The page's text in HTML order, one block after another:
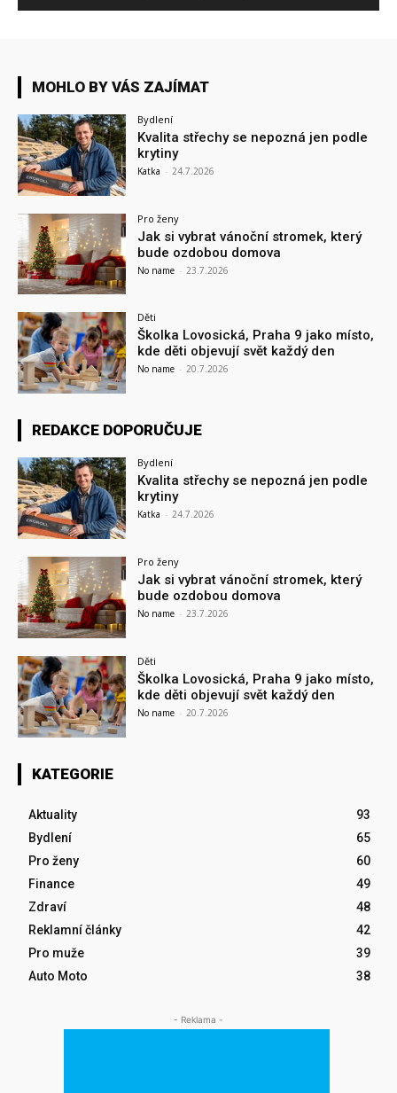
MOHLO BY VÁS ZAJÍMAT
Bydlení
Kvalita střechy se nepozná jen podle
krytiny
Katka - 24.7.2026
Pro ženy
Jak si vybrat vánoční stromek, který
bude ozdobou domova
No name - 23.7.2026
Děti
Školka Lovosická, Praha 9 jako místo,
kde děti objevují svět každý den
No name - 20.7.2026
REDAKCE DOPORUČUJE
Bydlení
Kvalita střechy se nepozná jen podle
krytiny
Katka - 24.7.2026
Pro ženy
Jak si vybrat vánoční stromek, který
bude ozdobou domova
No name - 23.7.2026
Děti
Školka Lovosická, Praha 9 jako místo,
kde děti objevují svět každý den
No name - 20.7.2026
KATEGORIE
Aktuality
93
Bydlení
65
Pro ženy
60
Finance
49
Zdraví
48
Reklamní články
42
Pro muže
39
Auto Moto
38
- Reklama -